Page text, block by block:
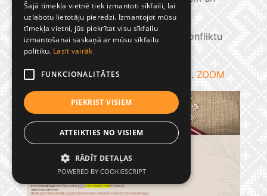
jauniešiem.
Bērna emocionālā audzināšana un konfliktu
risināšana.ZOOM
Mākslīgais intelekts mācību procesā. ZOOM
Šajā tīmekļa vietnē tiek izmantoti sīkfaili, lai
uzlabotu lietotāju pieredzi. Izmantojot mūsu
tīmekļa vietni, jūs piekrītat visu sīkfailu
izmantošanai saskaņā ar mūsu sīkfailu
politiku. Lasīt vairāk
FUNKCIONALITĀTES
PIEKRIST VISIEM
ATTEIKTIES NO VISIEM
RĀDĪT DETAĻAS
POWERED BY COOKIESCRIPT